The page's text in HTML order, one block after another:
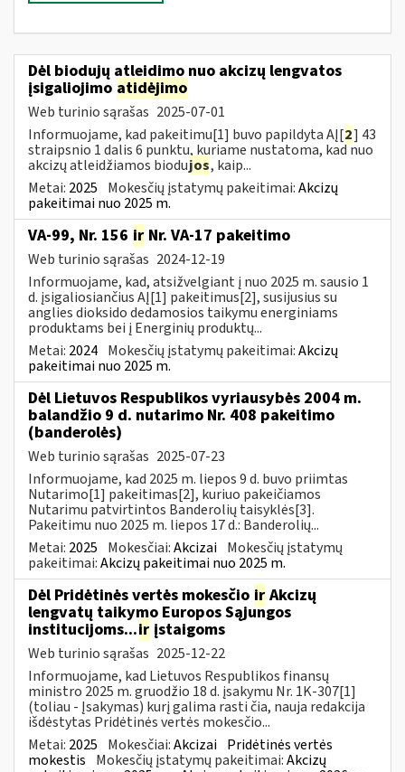
Dėl biodujų atleidimo nuo akcizų lengvatos
įsigaliojimo atidėjimo
Web turinio sąrašas 2025-07-01
Informuojame, kad pakeitimu[1] buvo papildyta AĮ[2] 43
straipsnio 1 dalis 6 punktu, kuriame nustatoma, kad nuo
akcizų atleidžiamos biodujos, kaip...
Metai: 2025 Mokesčių įstatymų pakeitimai:Akcizų
pakeitimai nuo 2025 m.
VA-99, Nr. 156 ir Nr. VA-17 pakeitimo
Web turinio sąrašas 2024-12-19
Informuojame, kad, atsižvelgiant į nuo 2025 m. sausio 1
d. įsigaliosiančius AĮ[1] pakeitimus[2], susijusius su
anglies dioksido dedamosios taikymu energiniams
produktams bei į Energinių produktų...
Metai: 2024 Mokesčių įstatymų pakeitimai:Akcizų
pakeitimai nuo 2025 m.
Dėl Lietuvos Respublikos vyriausybės 2004 m.
balandžio 9 d. nutarimo Nr. 408 pakeitimo
(banderolės)
Web turinio sąrašas 2025-07-23
Informuojame, kad 2025 m. liepos 9 d. buvo priimtas
Nutarimo[1] pakeitimas[2], kuriuo pakeičiamos
Nutarimu patvirtintos Banderolių taisyklės[3].
Pakeitimu nuo 2025 m. liepos 17 d.: Banderolių...
Metai: 2025 Mokesčiai:Akcizai Mokesčių įstatymų
pakeitimai:Akcizų pakeitimai nuo 2025 m.
Dėl Pridėtinės vertės mokesčio ir Akcizų
lengvatų taikymo Europos Sąjungos
institucijoms...ir įstaigoms
Web turinio sąrašas 2025-12-22
Informuojame, kad Lietuvos Respublikos finansų
ministro 2025 m. gruodžio 18 d. įsakymu Nr. 1K-307[1]
(toliau - Įsakymas) kurį galima rasti čia, nauja redakcija
išdėstytas Pridėtinės vertės mokesčio...
Metai: 2025 Mokesčiai:Akcizai Pridėtinės vertės
mokestis Mokesčių įstatymų pakeitimai:Akcizų